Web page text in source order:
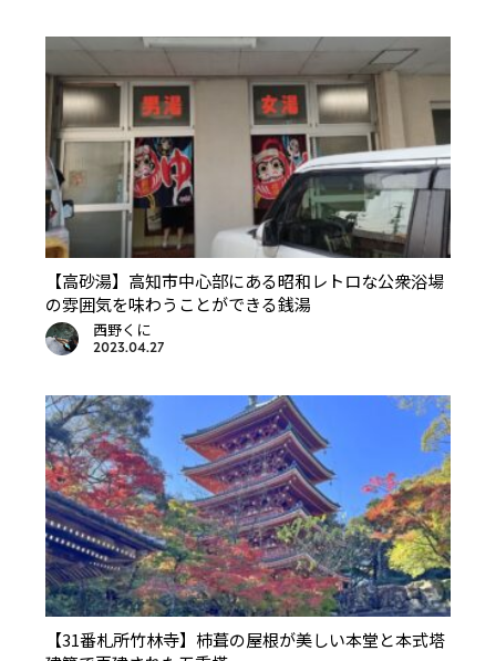
【高砂湯】高知市中心部にある昭和レトロな公衆浴場
の雰囲気を味わうことができる銭湯
西野くに
2023.04.27
【31番札所竹林寺】杮葺の屋根が美しい本堂と本式塔